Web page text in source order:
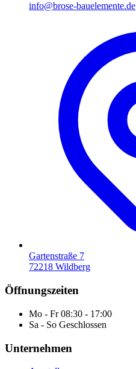
info@brose-bauelemente.de
Gartenstraße 7
72218 Wildberg
Öffnungszeiten
Mo - Fr 08:30 - 17:00
Sa - So Geschlossen
Unternehmen